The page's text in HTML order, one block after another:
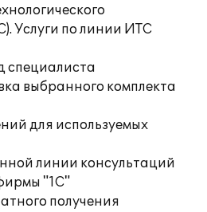
Услуги по линии ИТС
специалиста
выбранного комплекта
для используемых
линии консультаций
"1С"
получения